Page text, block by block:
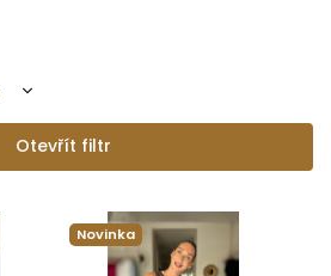
Otevřít filtr
Novinka